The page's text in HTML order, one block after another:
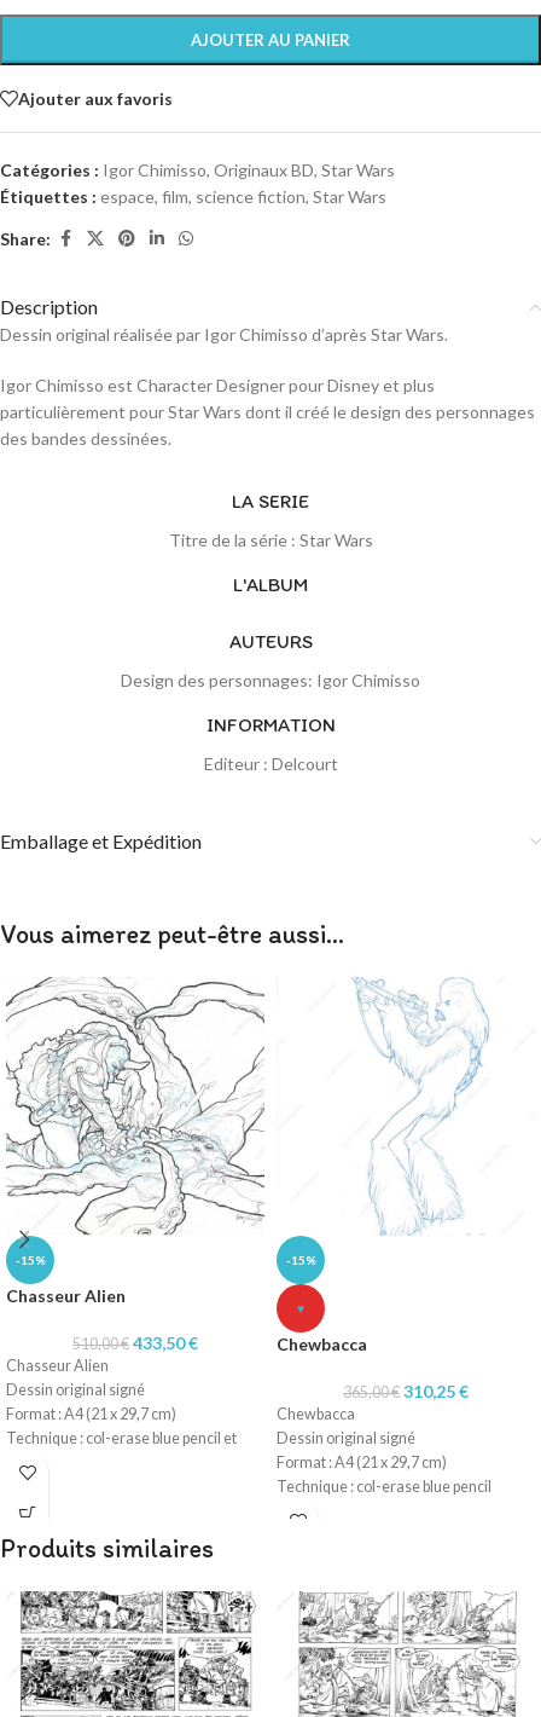
AJOUTER AU PANIER
Ajouter aux favoris
Catégories : Igor Chimisso, Originaux BD, Star Wars
Étiquettes : espace, film, science fiction, Star Wars
Share:
Description
Dessin original réalisée par Igor Chimisso d’après Star Wars.
Igor Chimisso est Character Designer pour Disney et plus
particulièrement pour Star Wars dont il créé le design des personnages
des bandes dessinées.
LA SERIE
Titre de la série : Star Wars
L'ALBUM
AUTEURS
Design des personnages: Igor Chimisso
INFORMATION
Editeur : Delcourt
Emballage et Expédition
Vous aimerez peut-être aussi…
-15%
Chasseur Alien
510,00€ 433,50€
Chasseur Alien
Dessin original signé
Format : A4 (21 x 29,7 cm)
Technique : col-erase blue pencil et
stylo pitt artist
-15%
♥
Chewbacca
365,00€ 310,25€
Chewbacca
Dessin original signé
Format : A4 (21 x 29,7 cm)
Technique : col-erase blue pencil
Papier : machine 90gr
Produits similaires